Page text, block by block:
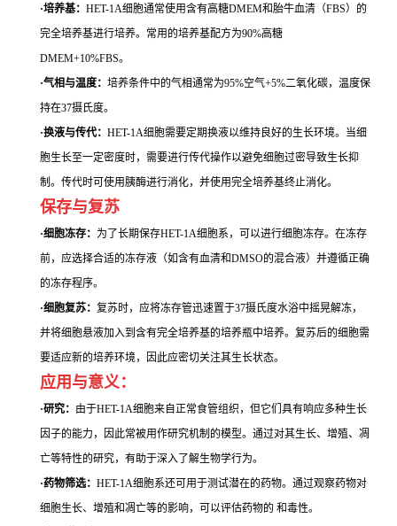
·培养基： HET-1A细胞通常使用含有高糖DMEM和胎牛血清（FBS）的
完全培养基进行培养。常用的培养基配方为90%高糖
DMEM+10%FBS。
·气相与温度： 培养条件中的气相通常为95%空气+5%二氧化碳，温度保
持在37摄氏度。
·换液与传代： HET-1A细胞需要定期换液以维持良好的生长环境。当细
胞生长至一定密度时，需要进行传代操作以避免细胞过密导致生长抑
制。传代时可使用胰酶进行消化，并使用完全培养基终止消化。
保存与复苏
·细胞冻存： 为了长期保存HET-1A细胞系，可以进行细胞冻存。在冻存
前，应选择合适的冻存液（如含有血清和DMSO的混合液）并遵循正确
的冻存程序。
·细胞复苏： 复苏时，应将冻存管迅速置于37摄氏度水浴中摇晃解冻，
并将细胞悬液加入到含有完全培养基的培养瓶中培养。复苏后的细胞需
要适应新的培养环境，因此应密切关注其生长状态。
应用与意义：
·研究： 由于HET-1A细胞来自正常食管组织，但它们具有响应多种生长
因子的能力，因此常被用作研究机制的模型。通过对其生长、增殖、凋
亡等特性的研究，有助于深入了解生物学行为。
·药物筛选： HET-1A细胞系还可用于测试潜在的药物。通过观察药物对
细胞生长、增殖和凋亡等的影响，可以评估药物的 和毒性。